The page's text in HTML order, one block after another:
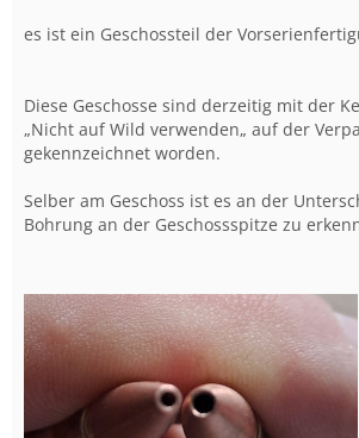
es ist ein Geschossteil der
Diese Geschosse sind derzeitig mit der
„Nicht auf Wild verwenden„ auf der
gekennzeichnet worden.
Selber am Geschoss ist es an der
Bohrung an der Geschossspitze zu